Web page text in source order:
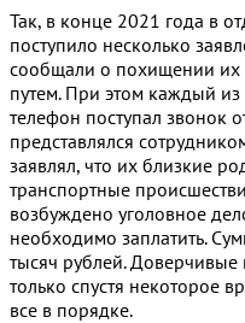
Так, в конце 2021 года в
поступило несколько
сообщали о похищении
путем. При этом каждый
телефон поступал звонок
представлялся
заявлял, что их близкие
транспортные
возбуждено уголовное
необходимо заплатить.
тысяч рублей. Доверчивые
только спустя некоторое
все в порядке.